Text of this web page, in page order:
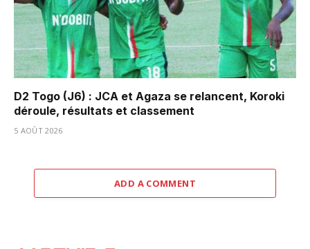
D2 Togo (J6) : JCA et Agaza se relancent, Koroki
déroule, résultats et classement
5 AOÛT 2026
ADD A COMMENT